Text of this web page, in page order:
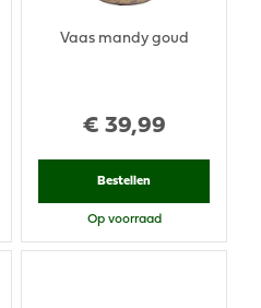
€ 39,99
Vaas mandy goud
Bestellen
Op voorraad